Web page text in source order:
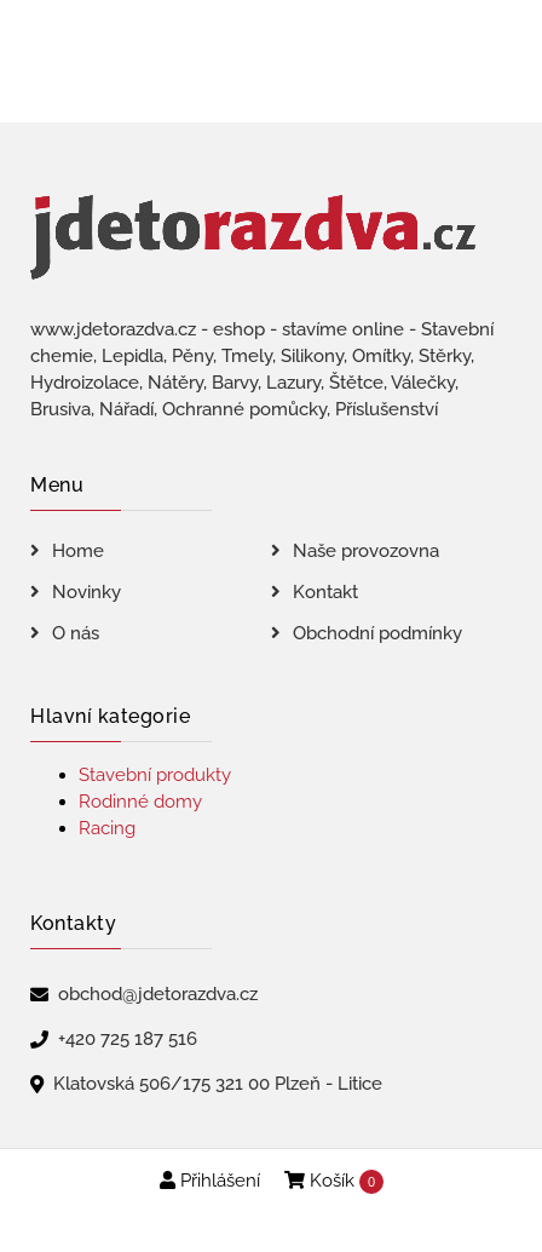
Přihlášení Košík 0
www.jdetorazdva.cz - eshop - stavíme online - Stavební
chemie, Lepidla, Pěny, Tmely, Silikony, Omítky, Stěrky,
Hydroizolace, Nátěry, Barvy, Lazury, Štětce, Válečky,
Brusiva, Nářadí, Ochranné pomůcky, Příslušenství
Menu
Home
Naše provozovna
Novinky
Kontakt
O nás
Obchodní podmínky
Hlavní kategorie
Stavební produkty
Rodinné domy
Racing
Kontakty
obchod@jdetorazdva.cz
+420 725 187 516
Klatovská 506/175 321 00 Plzeň - Litice
Copyright © 2026 | jdetorazdva